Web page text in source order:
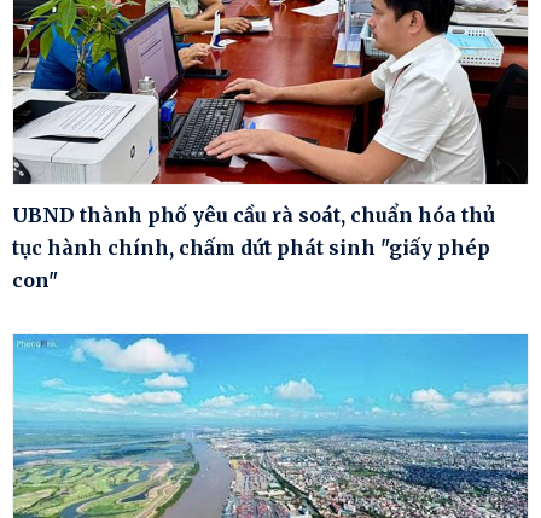
UBND thành phố yêu cầu rà soát, chuẩn hóa thủ
tục hành chính, chấm dứt phát sinh "giấy phép
con"